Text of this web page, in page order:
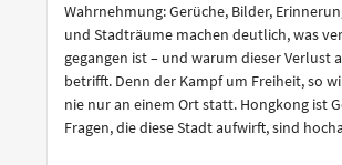
Wahrnehmung: Gerüche, Bilder,
und Stadträume machen deutlich, was
gegangen ist – und warum dieser Verlust
betrifft. Denn der Kampf um Freiheit, so
nie nur an einem Ort statt. Hongkong ist
Fragen, die diese Stadt aufwirft, sind